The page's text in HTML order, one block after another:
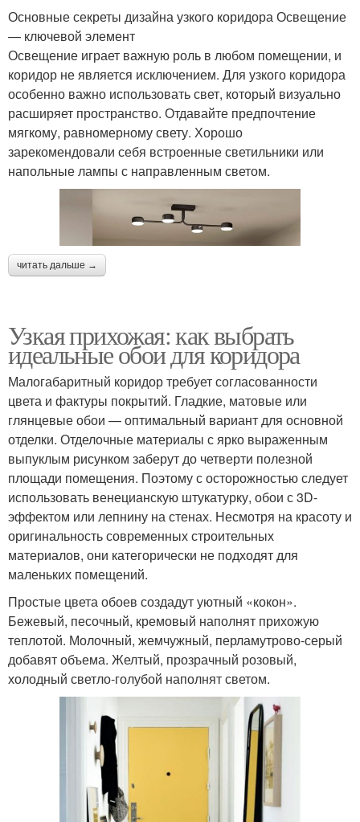
Основные секреты дизайна узкого коридора Освещение
— ключевой элемент
Освещение играет важную роль в любом помещении, и
коридор не является исключением. Для узкого коридора
особенно важно использовать свет, который визуально
расширяет пространство. Отдавайте предпочтение
мягкому, равномерному свету. Хорошо
зарекомендовали себя встроенные светильники или
напольные лампы с направленным светом.
читать дальше →
Узкая прихожая: как выбрать
идеальные обои для коридора
Малогабаритный коридор требует согласованности
цвета и фактуры покрытий. Гладкие, матовые или
глянцевые обои — оптимальный вариант для основной
отделки. Отделочные материалы с ярко выраженным
выпуклым рисунком заберут до четверти полезной
площади помещения. Поэтому с осторожностью следует
использовать венецианскую штукатурку, обои с 3D-
эффектом или лепнину на стенах. Несмотря на красоту и
оригинальность современных строительных
материалов, они категорически не подходят для
маленьких помещений.
Простые цвета обоев создадут уютный «кокон».
Бежевый, песочный, кремовый наполнят прихожую
теплотой. Молочный, жемчужный, перламутрово-серый
добавят объема. Желтый, прозрачный розовый,
холодный светло-голубой наполнят светом.